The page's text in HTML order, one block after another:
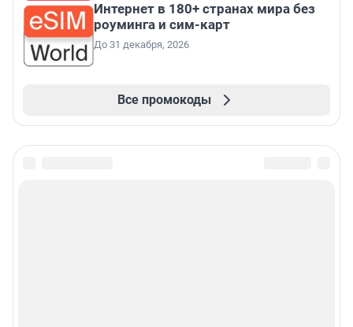
Интернет в 180+ странах мира без
роуминга и сим-карт
До 31 декабря, 2026
Все промокоды